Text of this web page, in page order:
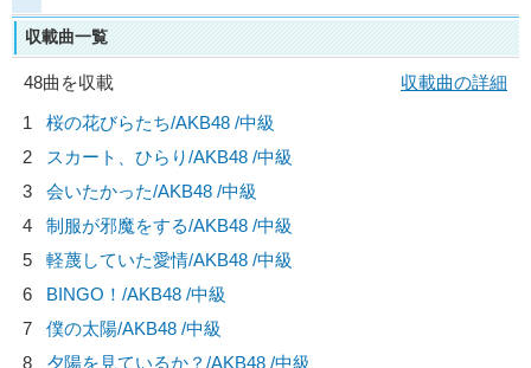
収載曲一覧
48曲を収載
収載曲の詳細
1
桜の花びらたち/AKB48 /中級
2
スカート、ひらり/AKB48 /中級
3
会いたかった/AKB48 /中級
4
制服が邪魔をする/AKB48 /中級
5
軽蔑していた愛情/AKB48 /中級
6
BINGO！/AKB48 /中級
7
僕の太陽/AKB48 /中級
8
夕陽を見ているか？/AKB48 /中級